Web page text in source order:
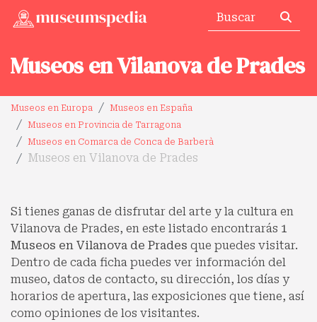
Museos en Vilanova de Prades
Museos en Europa
Museos en España
Museos en Provincia de Tarragona
Museos en Comarca de Conca de Barberà
Museos en Vilanova de Prades
Si tienes ganas de disfrutar del arte y la cultura en
Vilanova de Prades, en este listado encontrarás 1
Museos en Vilanova de Prades que puedes visitar.
Dentro de cada ficha puedes ver información del
museo, datos de contacto, su dirección, los días y
horarios de apertura, las exposiciones que tiene, así
como opiniones de los visitantes.